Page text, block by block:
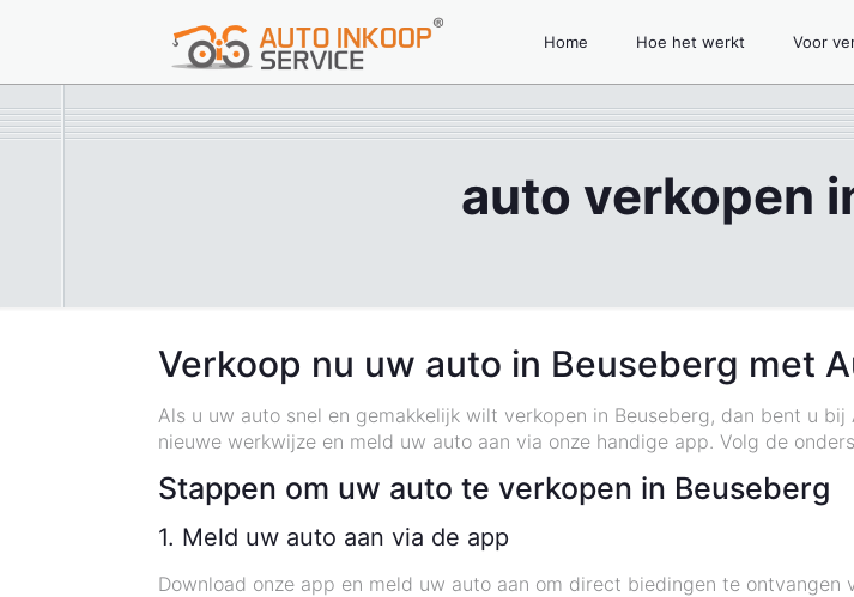
Home Hoe het werkt Voor
auto verkopen
Verkoop nu uw auto in Beuseberg met
Als u uw auto snel en gemakkelijk wilt verkopen in Beuseberg, dan bent u
nieuwe werkwijze en meld uw auto aan via onze handige app. Volg de
Stappen om uw auto te verkopen in Beuseberg
1. Meld uw auto aan via de app
Download onze app en meld uw auto aan om direct biedingen te ontvangen